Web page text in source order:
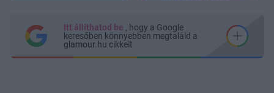
Itt állíthatod be , hogy a Google
keresőben könnyebben megtaláld a
glamour.hu cikkeit